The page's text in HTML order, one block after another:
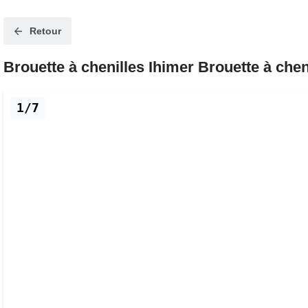
Retour
Brouette à chenilles Ihimer Brouette à
1/7